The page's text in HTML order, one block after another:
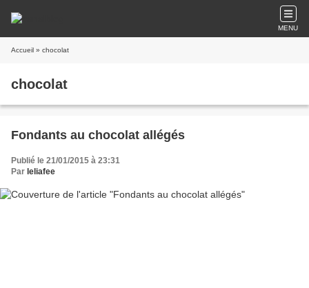
MENU
Accueil » chocolat
chocolat
Fondants au chocolat allégés
Publié le 21/01/2015 à 23:31
Par leliafee